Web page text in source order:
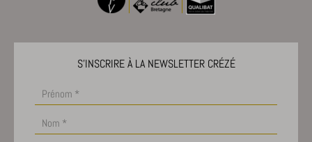
S'INSCRIRE À LA NEWSLETTER CRÉZÉ